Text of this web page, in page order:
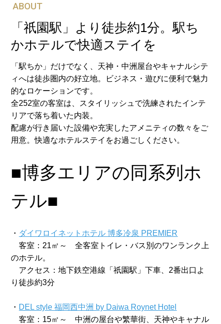
新幹線・JR＋宿泊プラン
ABOUT
「祇園駅」より徒歩約1分。駅ち
かホテルで快適ステイを
「駅ちか」だけでなく、天神・中洲屋台やキャナルシテ
ィへは徒歩圏内の好立地。ビジネス・遊びに便利で魅力
的なロケーションです。
全252室の客室は、スタイリッシュで洗練されたインテ
リアで落ち着いた内装。
配慮が行き届いた設備や充実したアメニティの数々をご
用意。快適なホテルステイをお過ごしください。
■博多エリアの同系列ホ
テル■
・ ダイワロイネットホテル 博多冷泉 PREMIER
客室：21㎡～ 全客室トイレ・バス別のワンランク上
のホテル。
アクセス：地下鉄空港線「祇園駅」下車、2番出口よ
り徒歩約3分
・ DEL style 福岡西中洲 by Daiwa Roynet Hotel
客室：15㎡～ 中洲の屋台や繁華街、天神やキャナル